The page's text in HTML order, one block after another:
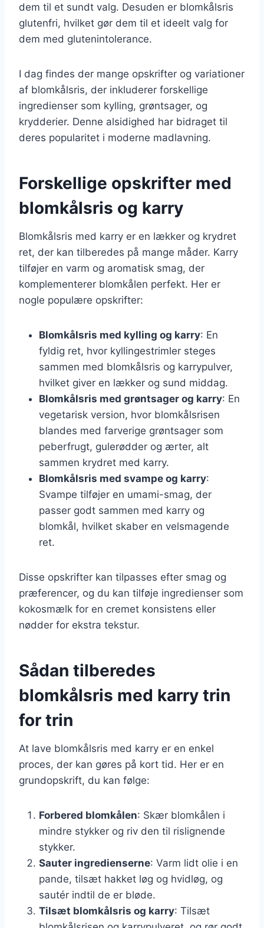
dem til et sundt valg. Desuden er blomkålsris
glutenfri, hvilket gør dem til et ideelt valg for
dem med glutenintolerance.
I dag findes der mange opskrifter og variationer
af blomkålsris, der inkluderer forskellige
ingredienser som kylling, grøntsager, og
krydderier. Denne alsidighed har bidraget til
deres popularitet i moderne madlavning.
Forskellige opskrifter med
blomkålsris og karry
Blomkålsris med karry er en lækker og krydret
ret, der kan tilberedes på mange måder. Karry
tilføjer en varm og aromatisk smag, der
komplementerer blomkålen perfekt. Her er
nogle populære opskrifter:
Blomkålsris med kylling og karry: En
fyldig ret, hvor kyllingestrimler steges
sammen med blomkålsris og karrypulver,
hvilket giver en lækker og sund middag.
Blomkålsris med grøntsager og karry: En
vegetarisk version, hvor blomkålsrisen
blandes med farverige grøntsager som
peberfrugt, gulerødder og ærter, alt
sammen krydret med karry.
Blomkålsris med svampe og karry:
Svampe tilføjer en umami-smag, der
passer godt sammen med karry og
blomkål, hvilket skaber en velsmagende
ret.
Disse opskrifter kan tilpasses efter smag og
præferencer, og du kan tilføje ingredienser som
kokosmælk for en cremet konsistens eller
nødder for ekstra tekstur.
Sådan tilberedes
blomkålsris med karry trin
for trin
At lave blomkålsris med karry er en enkel
proces, der kan gøres på kort tid. Her er en
grundopskrift, du kan følge:
Forbered blomkålen: Skær blomkålen i
mindre stykker og riv den til rislignende
stykker.
Sauter ingredienserne: Varm lidt olie i en
pande, tilsæt hakket løg og hvidløg, og
sautér indtil de er bløde.
Tilsæt blomkålsris og karry: Tilsæt